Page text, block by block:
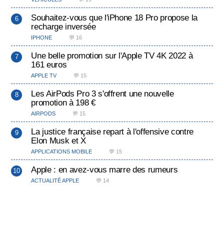
Souhaitez-vous que l'iPhone 18 Pro propose la
recharge inversée
IPHONE 💬 16
Une belle promotion sur l'Apple TV 4K 2022 à
161 euros
APPLE TV 💬 15
Les AirPods Pro 3 s'offrent une nouvelle
promotion à 198 €
AIRPODS 💬 15
La justice française repart à l'offensive contre
Elon Musk et X
APPLICATIONS MOBILE 💬 15
Apple : en avez-vous marre des rumeurs
ACTUALITÉ APPLE 💬 14